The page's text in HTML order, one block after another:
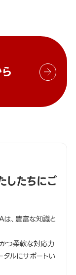
したちにご
、豊富な知識と
つ柔軟な対応力
タルにサポートい